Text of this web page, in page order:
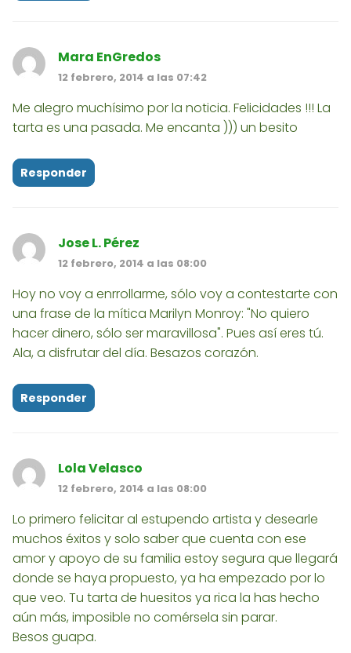
Mara EnGredos
12 febrero, 2014 a las 07:42
Me alegro muchísimo por la noticia. Felicidades !!! La
tarta es una pasada. Me encanta ))) un besito
Responder
Jose L. Pérez
12 febrero, 2014 a las 08:00
Hoy no voy a enrrollarme, sólo voy a contestarte con
una frase de la mítica Marilyn Monroy: "No quiero
hacer dinero, sólo ser maravillosa". Pues así eres tú.
Ala, a disfrutar del día. Besazos corazón.
Responder
Lola Velasco
12 febrero, 2014 a las 08:00
Lo primero felicitar al estupendo artista y desearle
muchos éxitos y solo saber que cuenta con ese
amor y apoyo de su familia estoy segura que llegará
donde se haya propuesto, ya ha empezado por lo
que veo. Tu tarta de huesitos ya rica la has hecho
aún más, imposible no comérsela sin parar.
Besos guapa.